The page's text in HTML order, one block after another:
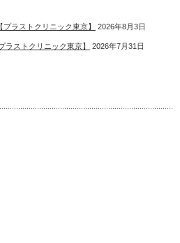
ラストクリニック東京】 2026年8月3日
ストクリニック東京】 2026年7月31日